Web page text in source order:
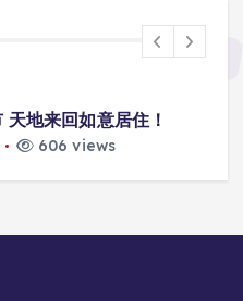
地来回如意居住！
606 views